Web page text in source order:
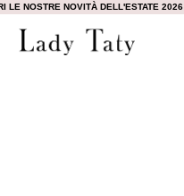
LE NOSTRE NOVITÀ DELL'ESTATE 2026
Lady Taty